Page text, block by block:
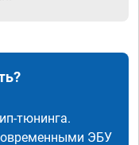
тюнинга.
ЭБУ